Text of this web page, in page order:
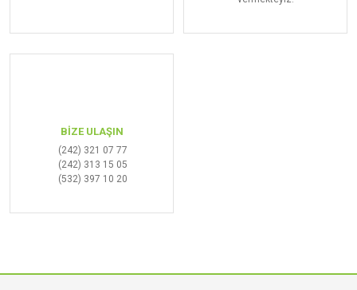
BİZE ULAŞIN
(242) 321 07 77
(242) 313 15 05
(532) 397 10 20